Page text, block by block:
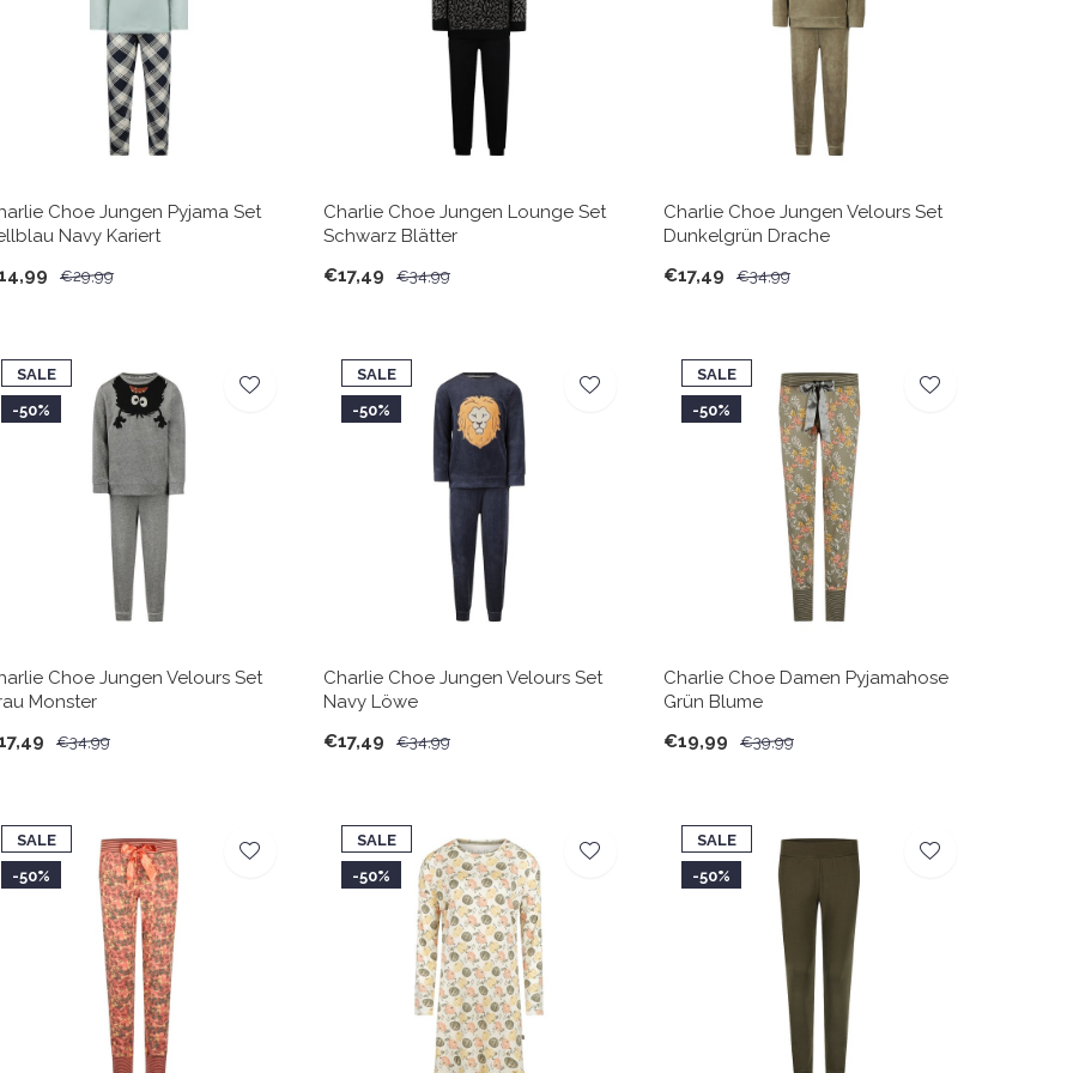
Choe Jungen Pyjama Set
Navy Kariert
€29,99
Charlie Choe Jungen Lounge Set
Schwarz Blätter
€17,49
€34,99
Charlie Choe Jungen Velours Set
Dunkelgrün Drache
€17,49
€34,99
SALE
-50%
Choe Jungen Velours Set
Monster
€34,99
SALE
-50%
Charlie Choe Jungen Velours Set
Navy Löwe
€17,49
€34,99
SALE
-50%
Charlie Choe Damen Pyjamahose
Grün Blume
€19,99
€39,99
SALE
-50%
SALE
-50%
SALE
-50%